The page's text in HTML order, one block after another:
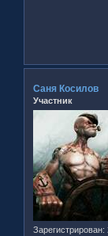
Саня Косилов
Участник
Зарегистрирован: